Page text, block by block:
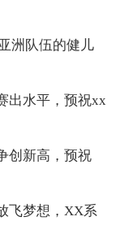
洲队伍的健儿
出水平，预祝xx
创新高，预祝
飞梦想，XX系